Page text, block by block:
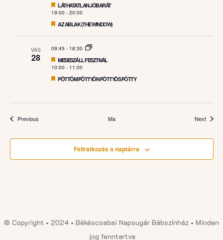
Featured
LÁTHATATLAN JÓBARÁT
19:00 - 20:00
Featured
AZ ABLAK (THE WINDOW)
VAS
28
09:45 - 18:30
Featured
MESESZÁLL FESZTIVÁL
10:00 - 11:00
Featured
PÖTTÖM PÖTTYÖN PÖTTYÖS PÖTTY
PreviousEsemények Ma Next
Feliratkozás a naptárra
© Copyright • 2024 • Békéscsabai Napsugár Bábszínház • Minden
jog fenntartva